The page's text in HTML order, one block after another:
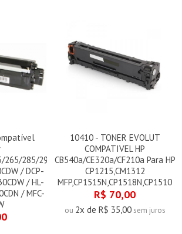
285/296
/ DCP-
/ HL-
/ MFC-
10410 - TONER EVOLUT
COMPATIVEL HP
CB540a/CE320a/CF210a Para HP
CP1215,CM1312
MFP,CP1515N,CP1518N,CP1510
R$ 70,00
ou 2x de R$ 35,00sem juros